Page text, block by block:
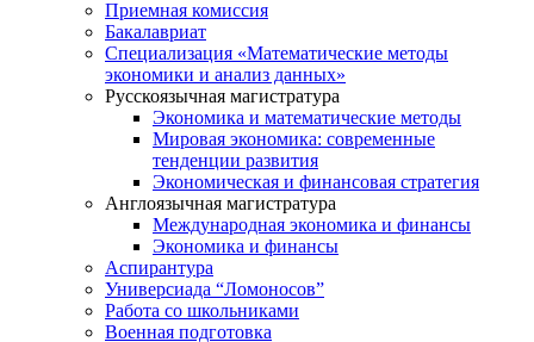
Приемная комиссия
Бакалавриат
Специализация «Математические методы
экономики и анализ данных»
Русскоязычная магистратура
Экономика и математические методы
Мировая экономика: современные
тенденции развития
Экономическая и финансовая стратегия
Англоязычная магистратура
Международная экономика и финансы
Экономика и финансы
Аспирантура
Универсиада “Ломоносов”
Работа со школьниками
Военная подготовка